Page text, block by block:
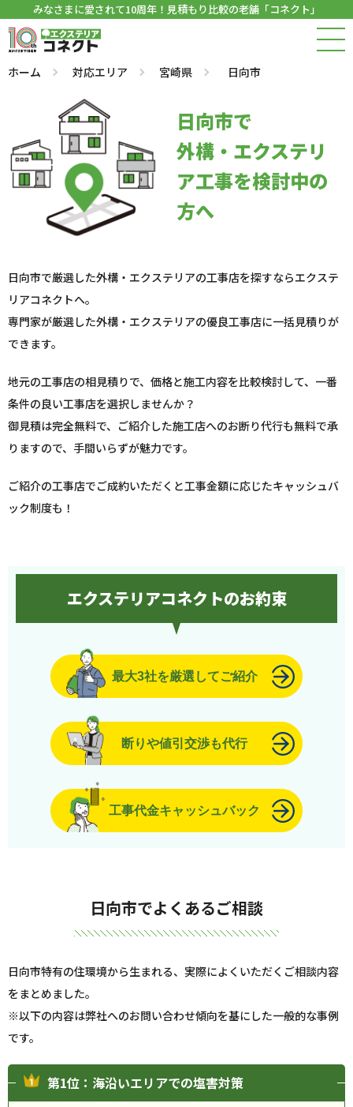
みなさまに愛されて10周年！見積もり比較の老舗「コネクト」
ホーム 対応エリア 宮崎県 日向市
日向市で
外構・エクステリ
ア工事を検討中の
方へ
日向市で厳選した外構・エクステリアの工事店を探すならエクステ
リアコネクトへ。
専門家が厳選した外構・エクステリアの優良工事店に一括見積りが
できます。
地元の工事店の相見積りで、価格と施工内容を比較検討して、一番
条件の良い工事店を選択しませんか？
御見積は完全無料で、ご紹介した施工店へのお断り代行も無料で承
りますので、手間いらずが魅力です。
ご紹介の工事店でご成約いただくと工事金額に応じたキャッシュバ
ック制度も！
エクステリアコネクトのお約束
最大3社を厳選してご紹介
断りや値引交渉も代行
工事代金キャッシュバック
日向市でよくあるご相談
日向市特有の住環境から生まれる、実際によくいただくご相談内容
をまとめました。
※以下の内容は弊社へのお問い合わせ傾向を基にした一般的な事例
です。
第1位：海沿いエリアでの塩害対策